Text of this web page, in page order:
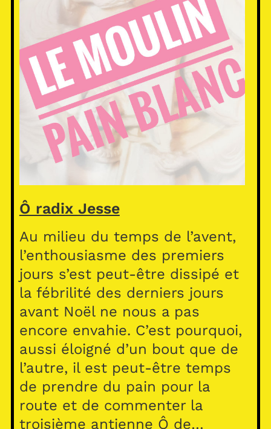
Ô radix Jesse
Au milieu du temps de l’avent,
l’enthousiasme des premiers
jours s’est peut-être dissipé et
la fébrilité des derniers jours
avant Noël ne nous a pas
encore envahie. C’est pourquoi,
aussi éloigné d’un bout que de
l’autre, il est peut-être temps
de prendre du pain pour la
route et de commenter la
troisième antienne Ô de…